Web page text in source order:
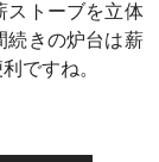
ストーブを立体
続きの炉台は薪
ですね。